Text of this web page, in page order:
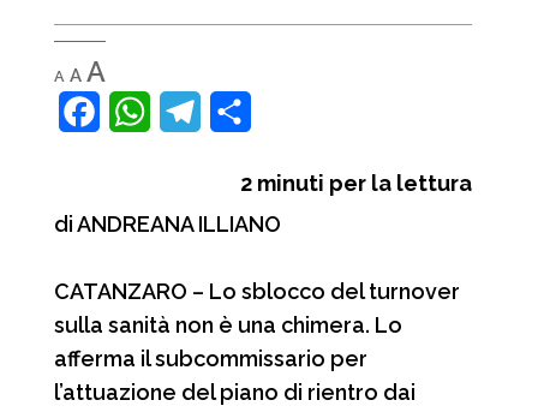
A
Decrease
font
size.
A
Reset
font
size.
AIncrease
font
size.
e
o
o
k
W
t
A
p
p
e
r
a
m
n
d
v
i
d
2 minuti per la lettura
di ANDREANA ILLIANO
CATANZARO – Lo sblocco del turnover
sulla sanità non è una chimera. Lo
afferma il subcommissario per
l’attuazione del piano di rientro dai